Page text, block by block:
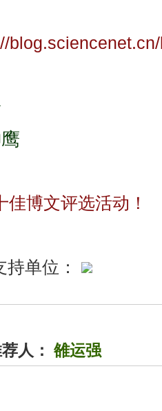
博文评选活动！
持单位：
人： 雒运强